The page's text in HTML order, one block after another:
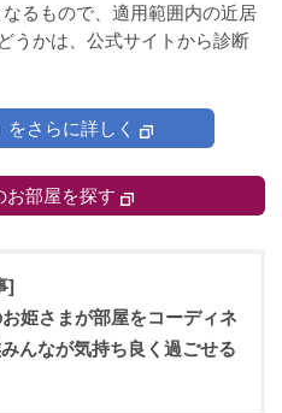
るもので、適用範囲内の近居
うかは、公式サイトから診断
をさらに詳しく
お部屋を探す
]
姫さまが部屋をコーディネ
んなが気持ち良く過ごせる